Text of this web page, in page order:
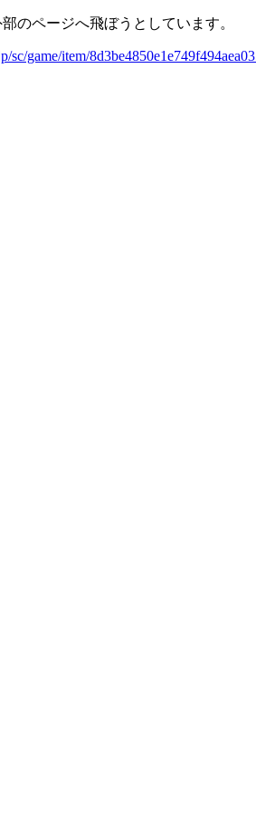
のページへ飛ぼうとしています。
sc/game/item/